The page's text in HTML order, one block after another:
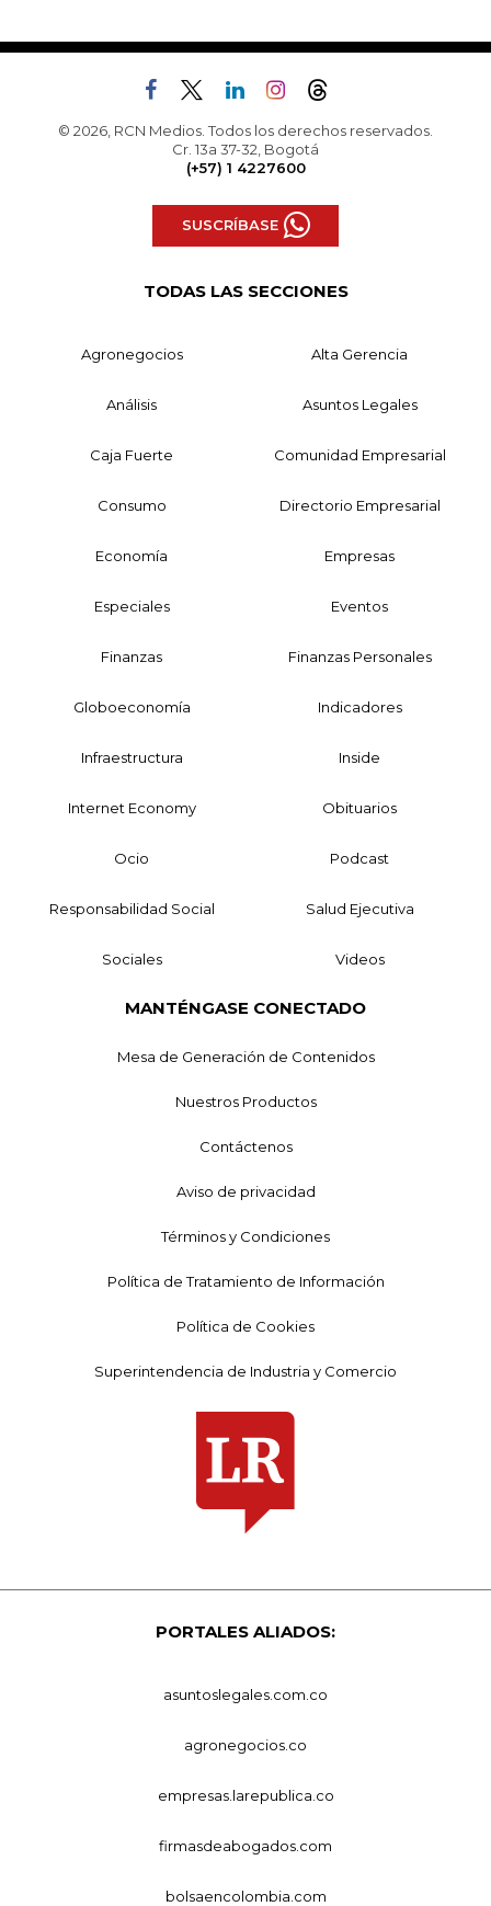
© 2026, RCN Medios. Todos los derechos reservados.
Cr. 13a 37-32, Bogotá
(+57) 1 4227600
SUSCRÍBASE
TODAS LAS SECCIONES
Agronegocios Alta Gerencia
Análisis Asuntos Legales
Caja Fuerte Comunidad Empresarial
Consumo Directorio Empresarial
Economía Empresas
Especiales Eventos
Finanzas Finanzas Personales
Globoeconomía Indicadores
Infraestructura Inside
Internet Economy Obituarios
Ocio Podcast
Responsabilidad Social Salud Ejecutiva
Sociales Videos
MANTÉNGASE CONECTADO
Mesa de Generación de Contenidos
Nuestros Productos
Contáctenos
Aviso de privacidad
Términos y Condiciones
Política de Tratamiento de Información
Política de Cookies
Superintendencia de Industria y Comercio
PORTALES ALIADOS:
asuntoslegales.com.co
agronegocios.co
empresas.larepublica.co
firmasdeabogados.com
bolsaencolombia.com